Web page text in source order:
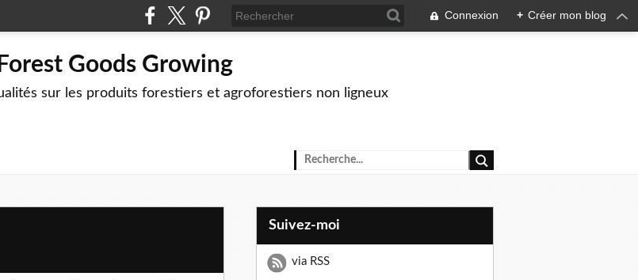
Connexion + Créer mon blog
Goods Growing
sur les produits forestiers et agroforestiers non ligneux
Suivez-moi
via RSS